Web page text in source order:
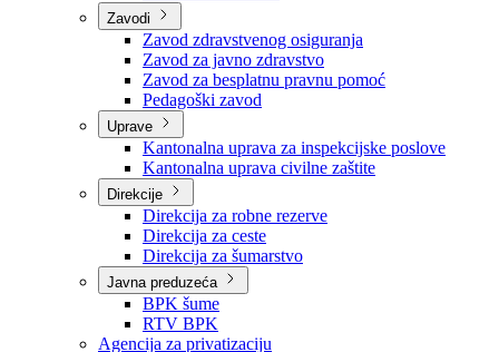
Centar za socijalni rad
Dom za stara i iznemogla lica
Kantonalna bolnica
Zavodi
Zavod zdravstvenog osiguranja
Zavod za javno zdravstvo
Zavod za besplatnu pravnu pomoć
Pedagoški zavod
Uprave
Kantonalna uprava za inspekcijske poslove
Kantonalna uprava civilne zaštite
Direkcije
Direkcija za robne rezerve
Direkcija za ceste
Direkcija za šumarstvo
Javna preduzeća